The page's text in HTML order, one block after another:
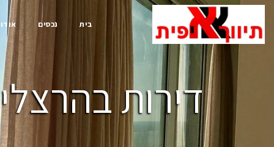
בית נכסים
דירות